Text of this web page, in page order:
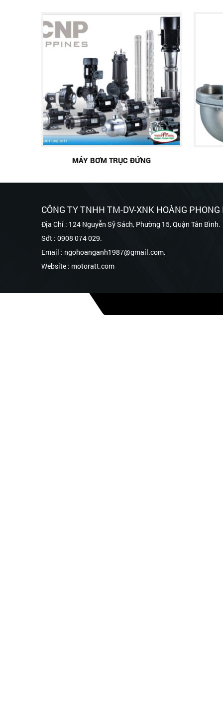
MÁY BƠM TRỤC ĐỨNG
CÔNG TY TNHH TM-DV-XNK HOÀNG
Địa Chỉ : 124 Nguyễn Sỹ Sách, Phường 15, Quận Tân Bình.
Sđt : 0908 074 029.
Email : ngohoanganh1987@gmail.com.
Website : motoratt.com